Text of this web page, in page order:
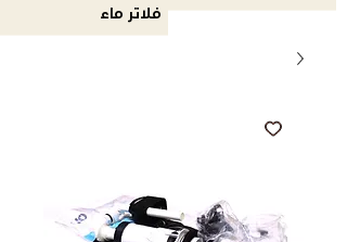
فلاتر ماء